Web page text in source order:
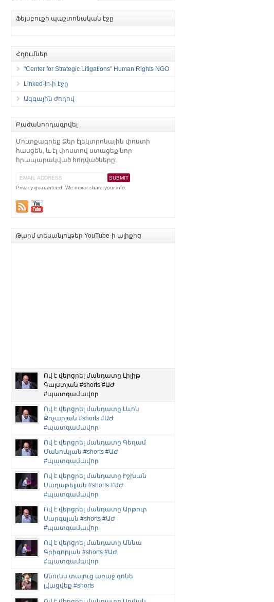
Ֆեյսբուքի պաշտոնական էջը
Հղումներ
"Center for Strategic Litigations" Human Rights NGO
Linked-In-ի էջը
Ազգային ժողով
Բաժանորդագրվել
Մուտքագրեք Ձեր էլեկտրոնային փոստի
հասցեն, և էլ-փոստով ստացեք նոր
հրապարակված հոդվածները:
Privacy guaranteed. We never share your info.
Թարմ տեսանյութեր YouTube-ի ալիքից
Ով է վերցրել մանդատը Լիլիթ
Գալստյան #shorts #ԱԺ
#պատգամավոր
Ով է վերցրել մանդատը Լևոն
Քոչարյան #shorts #ԱԺ
#պատգամավոր
Ով է վերցրել մանդատը Գեղամ
Մանուկյան #shorts #ԱԺ
#պատգամավոր
Ով է վերցրել մանդատը Իշխան
Սաղաթելյան #shorts #ԱԺ
#պատգամավոր
Ով է վերցրել մանդատը Արթուր
Սարգսյան #shorts #ԱԺ
#պատգամավոր
Ով է վերցրել մանդատը Աննա
Գրիգորյան #shorts #ԱԺ
#պատգամավոր
Անունս տալուց առաջ գոնե
լվացվեք #shorts